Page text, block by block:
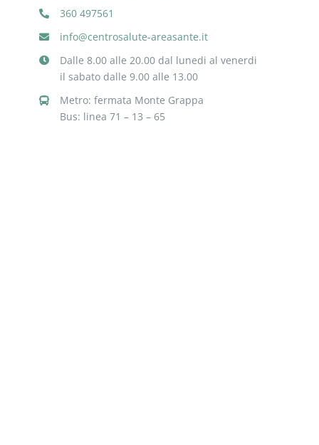
360 497561
info@centrosalute-areasante.it
Dalle 8.00 alle 20.00 dal lunedi al venerdi
il sabato dalle 9.00 alle 13.00
Metro: fermata Monte Grappa
Bus: linea 71 – 13 – 65